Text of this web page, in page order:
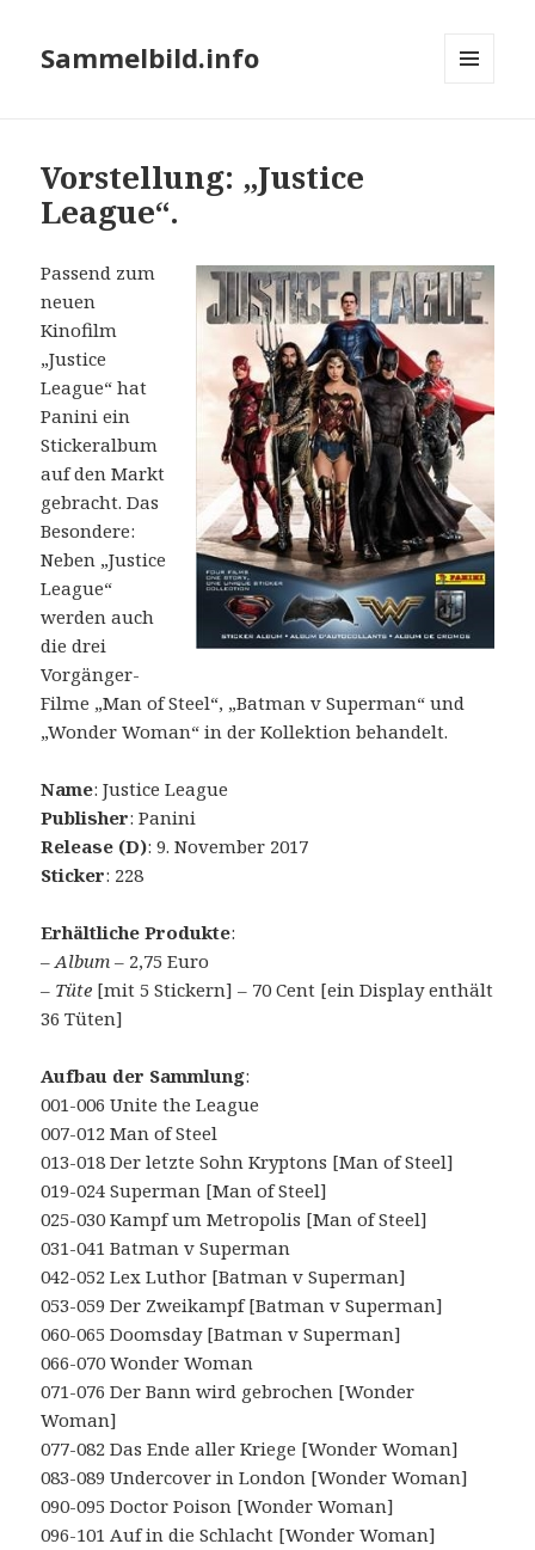
Sammelbild.info
Vorstellung: „Justice
League“.
Passend zum
neuen
Kinofilm
„Justice
League“ hat
Panini ein
Stickeralbum
auf den Markt
gebracht. Das
Besondere:
Neben „Justice
League“
werden auch
die drei
Vorgänger-
Filme „Man of Steel“, „Batman v Superman“ und
„Wonder Woman“ in der Kollektion behandelt.
Name: Justice League
Publisher: Panini
Release (D): 9. November 2017
Sticker: 228
Erhältliche Produkte:
–Album – 2,75 Euro
– Tüte [mit 5 Stickern] – 70 Cent [ein Display enthält
36 Tüten]
Aufbau der Sammlung:
001-006 Unite the League
007-012 Man of Steel
013-018 Der letzte Sohn Kryptons [Man of Steel]
019-024 Superman [Man of Steel]
025-030 Kampf um Metropolis [Man of Steel]
031-041 Batman v Superman
042-052 Lex Luthor [Batman v Superman]
053-059 Der Zweikampf [Batman v Superman]
060-065 Doomsday [Batman v Superman]
066-070 Wonder Woman
071-076 Der Bann wird gebrochen [Wonder
Woman]
077-082 Das Ende aller Kriege [Wonder Woman]
083-089 Undercover in London [Wonder Woman]
090-095 Doctor Poison [Wonder Woman]
096-101 Auf in die Schlacht [Wonder Woman]